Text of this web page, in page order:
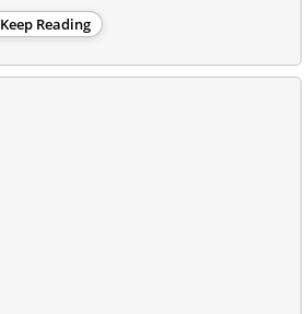
Keep Reading